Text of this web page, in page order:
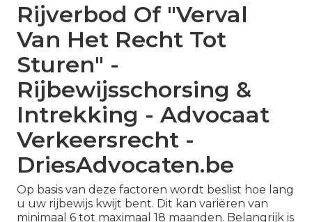
Rijverbod Of "Verval
Van Het Recht Tot
Sturen" -
Rijbewijsschorsing &
Intrekking - Advocaat
Verkeersrecht -
DriesAdvocaten.be
Op basis van deze factoren wordt beslist hoe lang
u uw rijbewijs kwijt bent. Dit kan variëren van
minimaal 6 tot maximaal 18 maanden. Belangrijk is